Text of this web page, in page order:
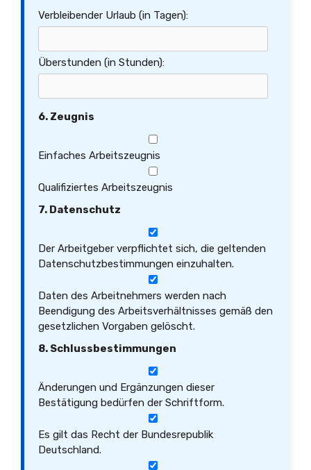
Verbleibender Urlaub (in Tagen):
Überstunden (in Stunden):
6. Zeugnis
Einfaches Arbeitszeugnis
Qualifiziertes Arbeitszeugnis
7. Datenschutz
Der Arbeitgeber verpflichtet sich, die geltenden
Datenschutzbestimmungen einzuhalten.
Daten des Arbeitnehmers werden nach
Beendigung des Arbeitsverhältnisses gemäß den
gesetzlichen Vorgaben gelöscht.
8. Schlussbestimmungen
Änderungen und Ergänzungen dieser
Bestätigung bedürfen der Schriftform.
Es gilt das Recht der Bundesrepublik
Deutschland.